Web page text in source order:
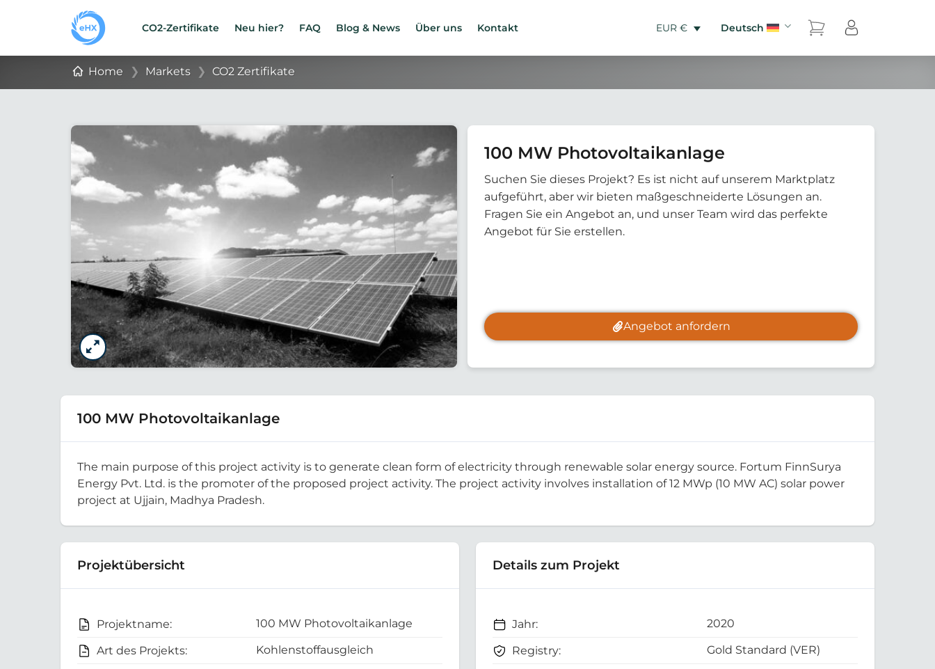
CO2-Zertifikate Neu hier? FAQ Blog & News Über uns Kontakt EUR € Deutsch
Home ❯ Markets ❯ CO2 Zertifikate
100 MW Photovoltaikanlage
Suchen Sie dieses Projekt? Es ist nicht auf unserem Marktplatz
aufgeführt, aber wir bieten maßgeschneiderte Lösungen an.
Fragen Sie ein Angebot an, und unser Team wird das perfekte
Angebot für Sie erstellen.
Angebot anfordern
100 MW Photovoltaikanlage
The main purpose of this project activity is to generate clean form of electricity through renewable solar energy source. Fortum FinnSurya
Energy Pvt. Ltd. is the promoter of the proposed project activity. The project activity involves installation of 12 MWp (10 MW AC) solar power
project at Ujjain, Madhya Pradesh.
Projektübersicht
Projektname: 100 MW Photovoltaikanlage
Art des Projekts: Kohlenstoffausgleich
Details zum Projekt
Jahr: 2020
Registry: Gold Standard (VER)